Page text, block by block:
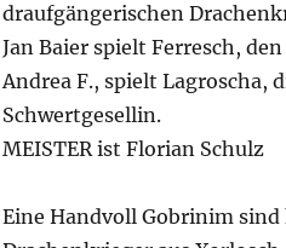
draufgängerischen
Jan Baier spielt Ferresch,
Andrea F., spielt Lagroscha,
Schwertgesellin.
MEISTER ist Florian Schulz
Eine Handvoll Gobrinim